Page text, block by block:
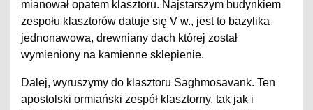
mianował opatem klasztoru. Najstarszym budynkiem
zespołu klasztorów datuje się V w., jest to bazylika
jednonawowa, drewniany dach której został
wymieniony na kamienne sklepienie.
Dalej, wyruszymy do klasztoru Saghmosavank. Ten
apostolski ormiański zespół klasztorny, tak jak i